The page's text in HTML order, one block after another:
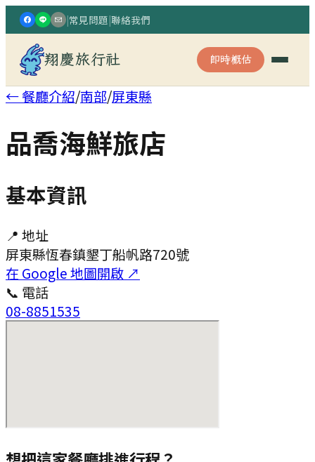
|常見問題|聯絡我們
翔慶旅行社 即時概估
← 餐廳介紹/南部/屏東縣
品喬海鮮旅店
基本資訊
📍 地址
屏東縣恆春鎮墾丁船帆路720號
在 Google 地圖開啟 ↗
📞 電話
08-8851535